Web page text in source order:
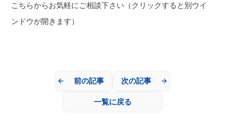
こちらからお気軽にご相談下さい（クリックすると別ウイ
ンドウが開きます）
前の記事
一覧に戻る
次の記事